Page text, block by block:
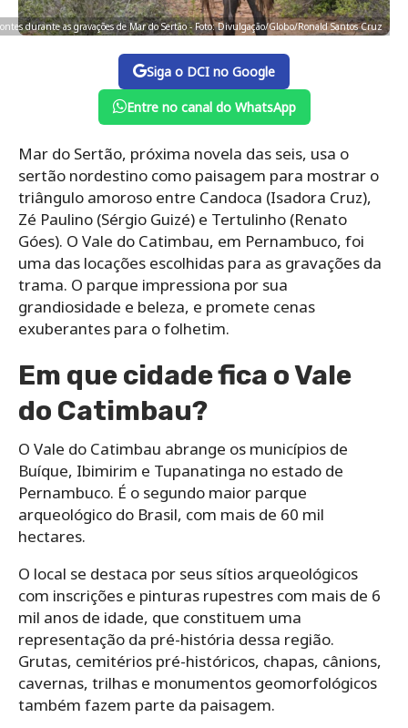
durante as gravações de Mar do Sertão - Foto: Divulgação/Globo/Ronald Santos Cruz
Siga o DCI no Google
Entre no canal do WhatsApp
Mar do Sertão, próxima novela das seis, usa o
sertão nordestino como paisagem para mostrar o
triângulo amoroso entre Candoca (Isadora Cruz),
Zé Paulino (Sérgio Guizé) e Tertulinho (Renato
Góes). O Vale do Catimbau, em Pernambuco, foi
uma das locações escolhidas para as gravações da
trama. O parque impressiona por sua
grandiosidade e beleza, e promete cenas
exuberantes para o folhetim.
Em que cidade fica o Vale
do Catimbau?
O Vale do Catimbau abrange os municípios de
Buíque, Ibimirim e Tupanatinga no estado de
Pernambuco. É o segundo maior parque
arqueológico do Brasil, com mais de 60 mil
hectares.
O local se destaca por seus sítios arqueológicos
com inscrições e pinturas rupestres com mais de 6
mil anos de idade, que constituem uma
representação da pré-história dessa região.
Grutas, cemitérios pré-históricos, chapas, cânions,
cavernas, trilhas e monumentos geomorfológicos
também fazem parte da paisagem.